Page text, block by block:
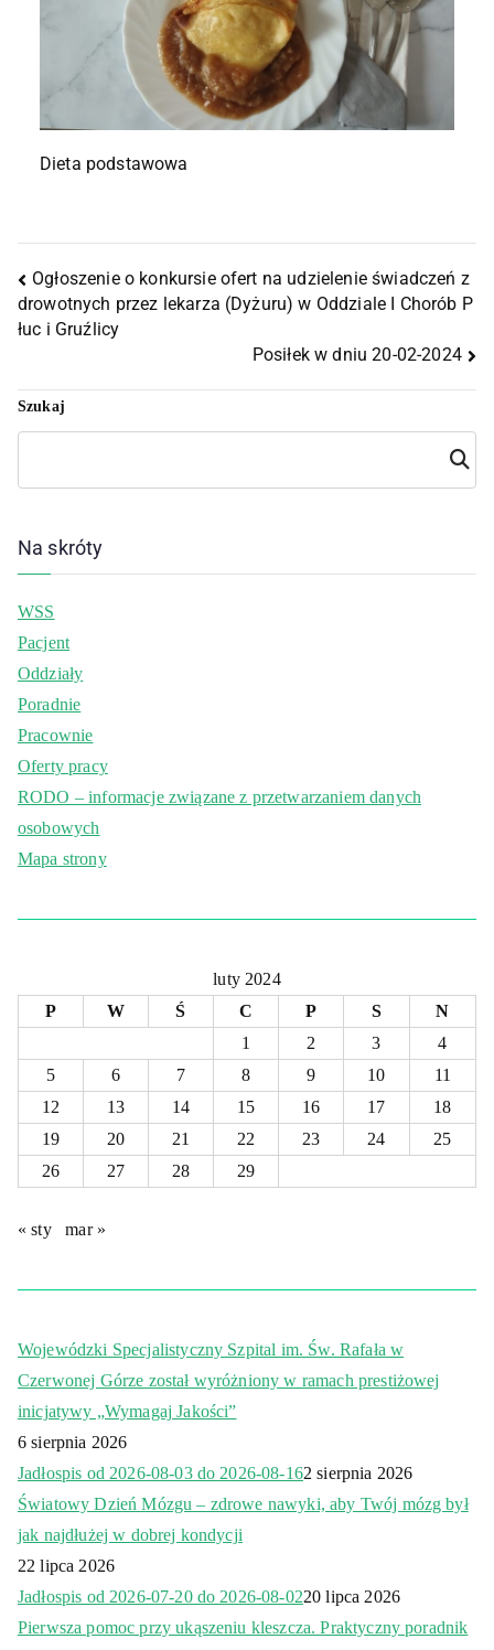
Dieta podstawowa
Ogłoszenie o konkursie ofert na udzielenie świadczeń z
drowotnych przez lekarza (Dyżuru) w Oddziale I Chorób P
łuc i Gruźlicy
Posiłek w dniu 20-02-2024
Szukaj
Szuka
j
Na skróty
WSS
Pacjent
Oddziały
Poradnie
Pracownie
Oferty pracy
RODO – informacje związane z przetwarzaniem danych
osobowych
Mapa strony
luty 2024
P
W Ś C P S
N
1
2 3
4
5
6 7 8 9 10
11
12
13 14 15 16 17
18
19
20 21 22 23 24
25
26
27 28 29
« sty mar »
Wojewódzki Specjalistyczny Szpital im. Św. Rafała w
Czerwonej Górze został wyróżniony w ramach prestiżowej
inicjatywy „Wymagaj Jakości”
6 sierpnia 2026
Jadłospis od 2026-08-03 do 2026-08-162 sierpnia 2026
Światowy Dzień Mózgu – zdrowe nawyki, aby Twój mózg był
jak najdłużej w dobrej kondycji
22 lipca 2026
Jadłospis od 2026-07-20 do 2026-08-0220 lipca 2026
Pierwsza pomoc przy ukąszeniu kleszcza. Praktyczny poradnik